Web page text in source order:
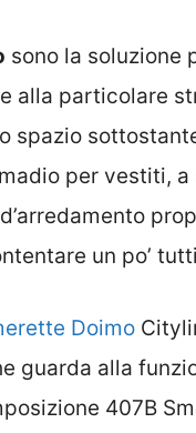
sono la soluzione
alla particolare
spazio
per vestiti,
un po’
Doimo
guarda alla
407B